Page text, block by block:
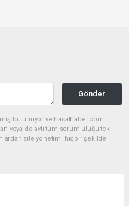
Gönder
bulunuyor ve hasathaber.com
veya dolaylı tüm sorumluluğu tek
site yönetimi hiçbir şekilde